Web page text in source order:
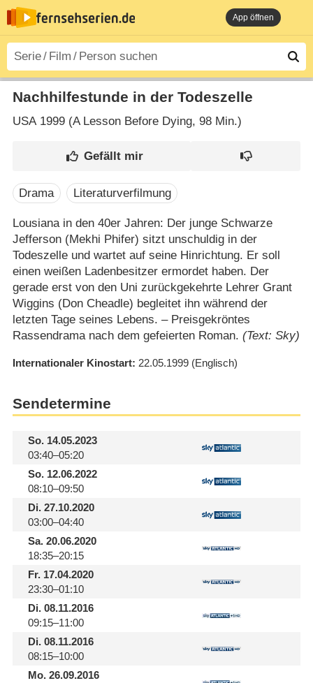
App öffnen
Nachhilfestunde in der Todeszelle
USA1999 (A Lesson Before Dying‎, 98 Min.)
Drama Literaturverfilmung
Lousiana in den 40er Jahren: Der junge Schwarze
Jefferson (Mekhi Phifer) sitzt unschuldig in der
Todeszelle und wartet auf seine Hinrichtung. Er soll
einen weißen Ladenbesitzer ermordet haben. Der
gerade erst von den Uni zurückgekehrte Lehrer Grant
Wiggins (Don Cheadle) begleitet ihn während der
letzten Tage seines Lebens. – Preisgekröntes
Rassendrama nach dem gefeierten Roman. (Text: Sky)
Internationaler Kinostart 22.05.1999 (Englisch)
Sendetermine
So.14.05.2023
03:40–05:20
So.12.06.2022
08:10–09:50
Di.27.10.2020
03:00–04:40
Sa.20.06.2020
18:35–20:15
Fr.17.04.2020
23:30–01:10
Di.08.11.2016
09:15–11:00
Di.08.11.2016
08:15–10:00
Mo.26.09.2016